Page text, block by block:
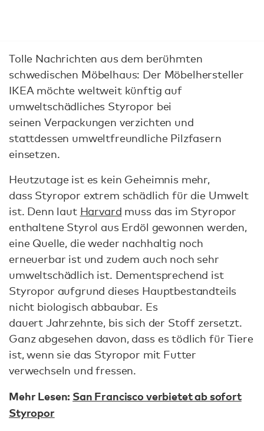
Tolle Nachrichten aus dem berühmten
schwedischen Möbelhaus: Der Möbelhersteller
IKEA möchte weltweit künftig auf
umweltschädliches Styropor bei
seinen Verpackungen verzichten und
stattdessen umweltfreundliche Pilzfasern
einsetzen.
Heutzutage ist es kein Geheimnis mehr,
dass Styropor extrem schädlich für die Umwelt
ist. Denn laut Harvard muss das im Styropor
enthaltene Styrol aus Erdöl gewonnen werden,
eine Quelle, die weder nachhaltig noch
erneuerbar ist und zudem auch noch sehr
umweltschädlich ist. Dementsprechend ist
Styropor aufgrund dieses Hauptbestandteils
nicht biologisch abbaubar. Es
dauert Jahrzehnte, bis sich der Stoff zersetzt.
Ganz abgesehen davon, dass es tödlich für Tiere
ist, wenn sie das Styropor mit Futter
verwechseln und fressen.
Mehr Lesen: San Francisco verbietet ab sofort
Styropor